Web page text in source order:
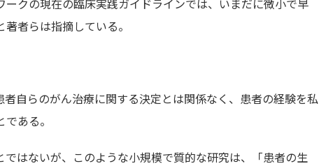
クの現在の臨床実践ガイドラインでは、いまだに微小で早
者らは指摘している。
自らのがん治療に関する決定とは関係なく、患者の経験を私
ある。
はないが、このような小規模で質的な研究は、「患者の生